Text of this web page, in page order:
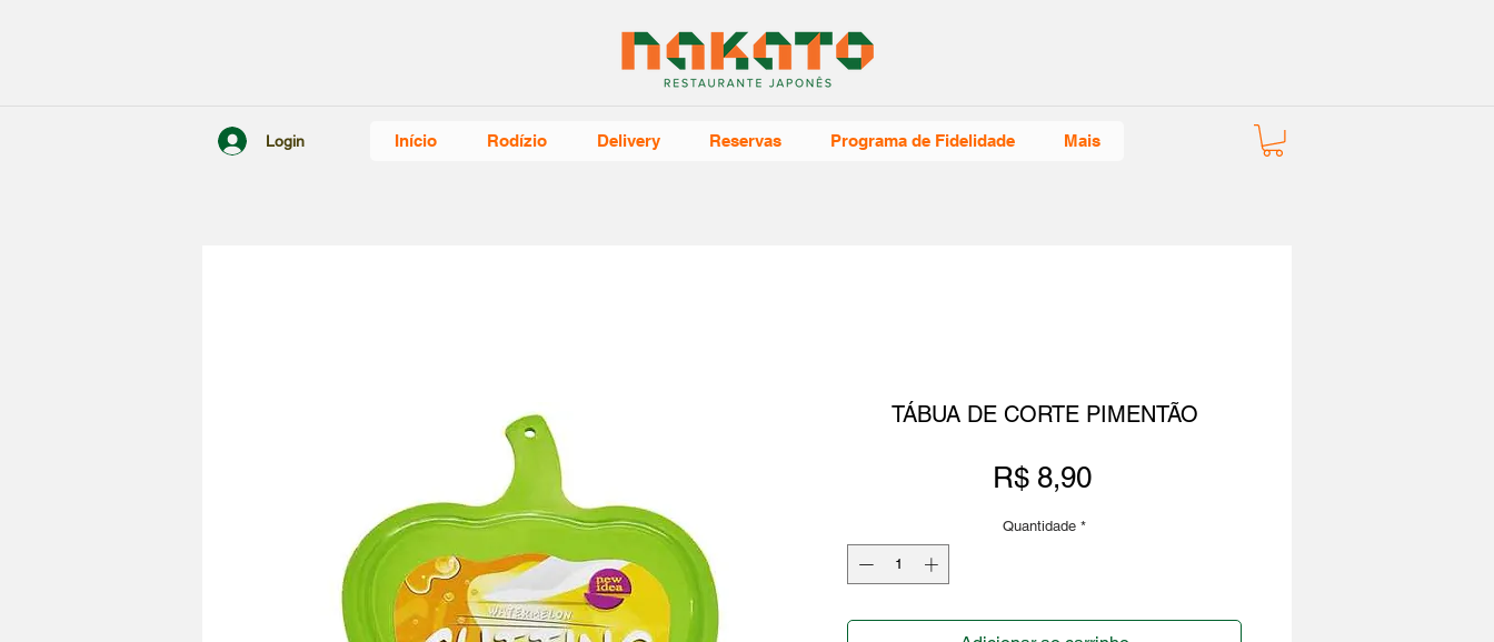
Login Início Rodízio Delivery Reservas Programa de Fidelidade Mais
TÁBUA DE CORTE PIMENTÃO
R$ 8,90Preço
Quantidade *